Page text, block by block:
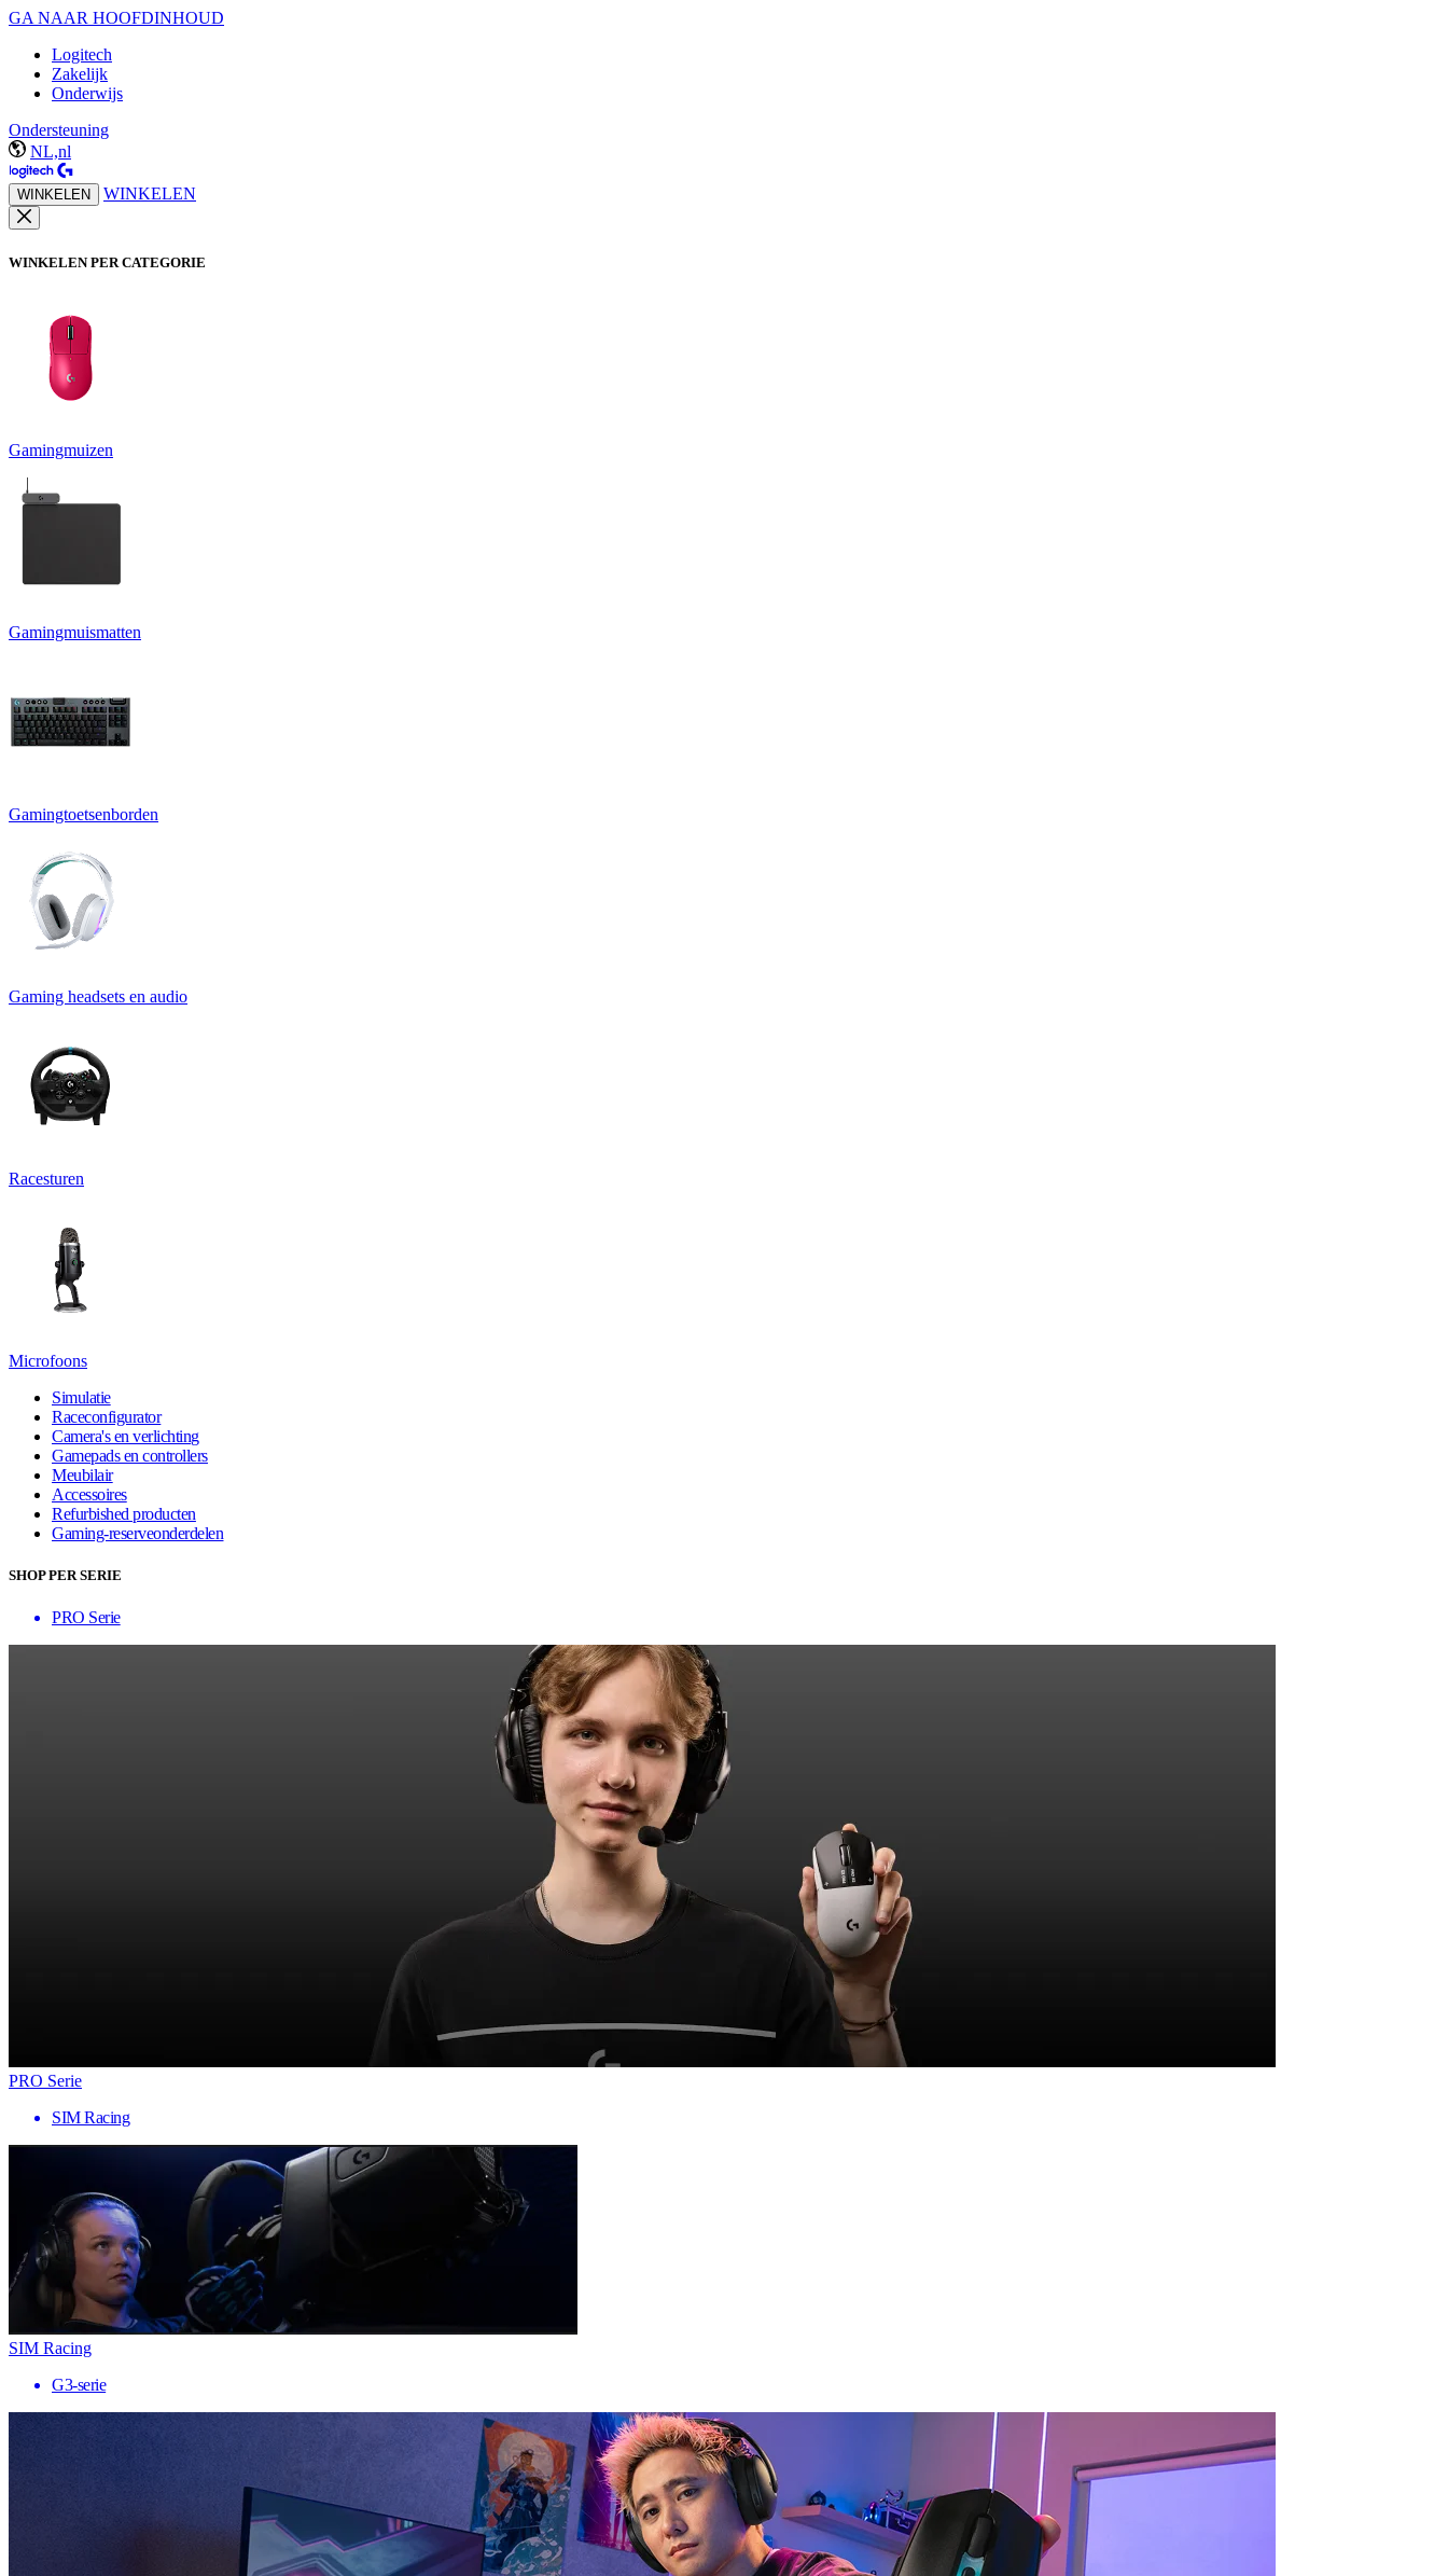
GA NAAR HOOFDINHOUD
Logitech
Zakelijk
Onderwijs
Ondersteuning
NL,nl
WINKELEN WINKELEN
WINKELEN PER CATEGORIE
Gamingmuizen
Gamingmuismatten
Gamingtoetsenborden
Gaming headsets en audio
Racesturen
Microfoons
Simulatie
Raceconfigurator
Camera's en verlichting
Gamepads en controllers
Meubilair
Accessoires
Refurbished producten
Gaming-reserveonderdelen
SHOP PER SERIE
PRO Serie
PRO Serie
SIM Racing
SIM Racing
G3-serie